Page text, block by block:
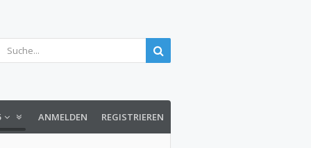
ANMELDEN REGISTRIEREN